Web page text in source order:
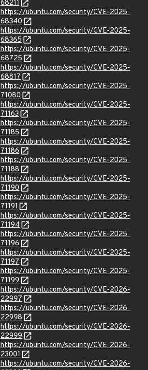
68211
https://ubuntu.com/security/CVE-2025-
68340
https://ubuntu.com/security/CVE-2025-
68365
https://ubuntu.com/security/CVE-2025-
68725
https://ubuntu.com/security/CVE-2025-
68817
https://ubuntu.com/security/CVE-2025-
71080
https://ubuntu.com/security/CVE-2025-
71163
https://ubuntu.com/security/CVE-2025-
71185
https://ubuntu.com/security/CVE-2025-
71186
https://ubuntu.com/security/CVE-2025-
71188
https://ubuntu.com/security/CVE-2025-
71190
https://ubuntu.com/security/CVE-2025-
71191
https://ubuntu.com/security/CVE-2025-
71194
https://ubuntu.com/security/CVE-2025-
71196
https://ubuntu.com/security/CVE-2025-
71197
https://ubuntu.com/security/CVE-2025-
71199
https://ubuntu.com/security/CVE-2026-
22997
https://ubuntu.com/security/CVE-2026-
22998
https://ubuntu.com/security/CVE-2026-
22999
https://ubuntu.com/security/CVE-2026-
23001
https://ubuntu.com/security/CVE-2026-